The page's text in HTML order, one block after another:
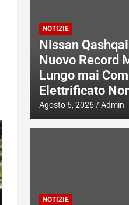
NOTIZIE
Nissan
Nuovo Record
Lungo mai
Elettrificato
Agosto 6, 2026 Admin
NOTIZIE